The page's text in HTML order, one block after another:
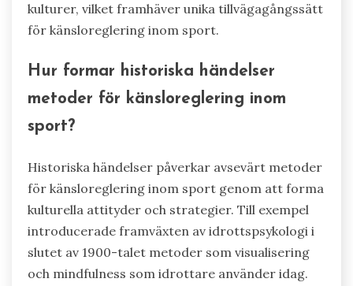
kulturer, vilket framhäver unika tillvägagångssätt
för känsloreglering inom sport.
Hur formar historiska händelser
metoder för känsloreglering inom
sport?
Historiska händelser påverkar avsevärt metoder
för känsloreglering inom sport genom att forma
kulturella attityder och strategier. Till exempel
introducerade framväxten av idrottspsykologi i
slutet av 1900-talet metoder som visualisering
och mindfulness som idrottare använder idag.